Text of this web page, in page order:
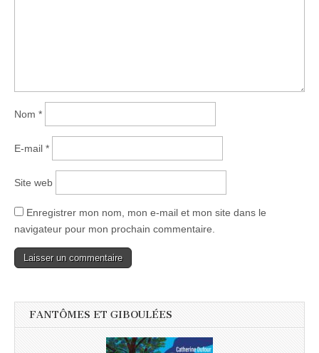
Nom *
E-mail *
Site web
Enregistrer mon nom, mon e-mail et mon site dans le
navigateur pour mon prochain commentaire.
FANTÔMES ET GIBOULÉES